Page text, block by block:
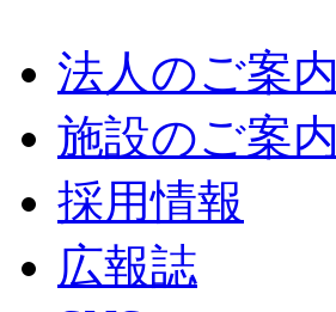
法人のご案内
施設のご案内
採用情報
広報誌